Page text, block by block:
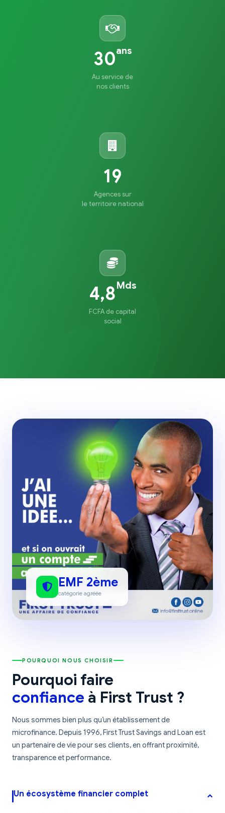
30ans
Au service de
nos clients
19
Agences sur
le territoire national
4,8Mds
FCFA de capital
social
EMF 2ème
catégorie agréée
POURQUOI NOUS CHOISIR
Pourquoi faire
confiance à First Trust ?
Nous sommes bien plus qu’un établissement de
microfinance. Depuis 1996, First Trust Savings and Loan est
un partenaire de vie pour ses clients, en offrant proximité,
transparence et performance.
Un écosystème financier complet